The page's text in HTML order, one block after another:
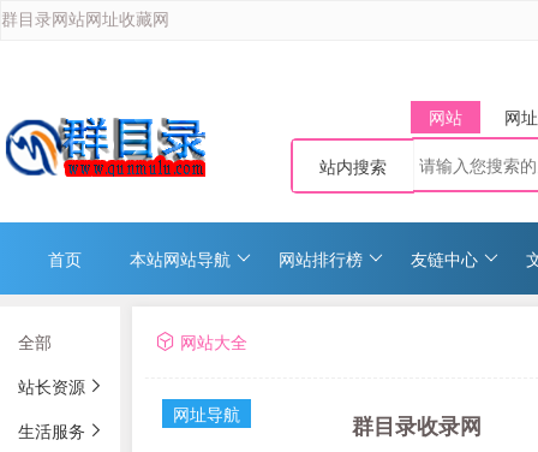
群目录网站网址收藏网
网站 网址
站内搜索
首页 本站网站导航 网站排行榜 友链中心
全部
站长资源
生活服务
网站大全
网址导航 群目录收录网